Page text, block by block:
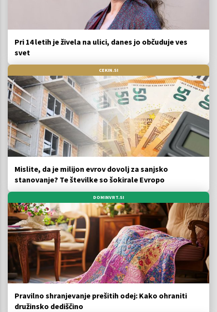
Pri 14 letih je živela na ulici, danes jo občuduje ves
svet
CEKIN.SI
Mislite, da je milijon evrov dovolj za sanjsko
stanovanje? Te številke so šokirale Evropo
DOMINVRT.SI
Pravilno shranjevanje prešitih odej: Kako ohraniti
družinsko dediščino